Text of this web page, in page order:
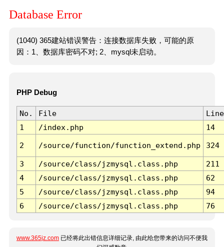
Database Error
(1040) 365建站错误警告：连接数据库失败，可能的原
因：1、数据库密码不对; 2、mysql未启动。
PHP Debug
No. File
Line
1
/index.php 14
2 /source/function/function_extend.php 324
3 /source/class/jzmysql.class.php
211
4
/source/class/jzmysql.class.php
62
5
/source/class/jzmysql.class.php
94
6
/source/class/jzmysql.class.php 76
www.365jz.com 已经将此出错信息详细记录, 由此给您带来的访问不便我